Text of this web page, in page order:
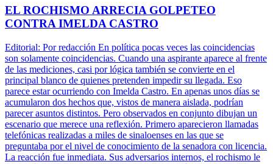
EL ROCHISMO ARRECIA GOLPETEO
CONTRA IMELDA CASTRO
Editorial: Por redacción En política pocas veces las coincidencias
son solamente coincidencias. Cuando una aspirante aparece al frente
de las mediciones, casi por lógica también se convierte en el
principal blanco de quienes pretenden impedir su llegada. Eso
parece estar ocurriendo con Imelda Castro. En apenas unos días se
acumularon dos hechos que, vistos de manera aislada, podrían
parecer asuntos distintos. Pero observados en conjunto dibujan un
escenario que merece una reflexión. Primero aparecieron llamadas
telefónicas realizadas a miles de sinaloenses en las que se
preguntaba por el nivel de conocimiento de la senadora con licencia.
La reacción fue inmediata. Sus adversarios internos, el rochismo le